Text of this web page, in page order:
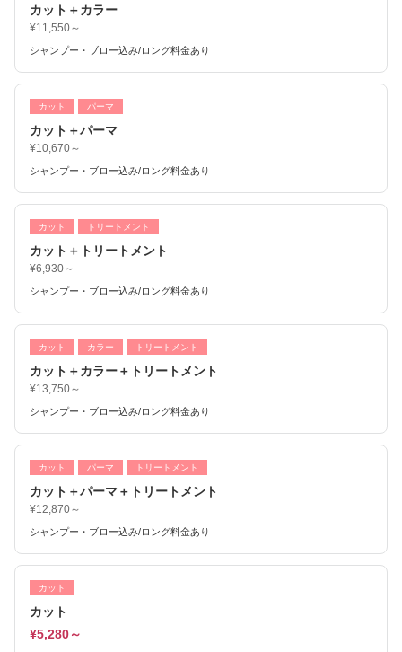
カット＋カラー
¥11,550～
シャンプー・ブロー込み/ロング料金あり
カット パーマ
カット＋パーマ
¥10,670～
シャンプー・ブロー込み/ロング料金あり
カット トリートメント
カット＋トリートメント
¥6,930～
シャンプー・ブロー込み/ロング料金あり
カット カラー トリートメント
カット＋カラー＋トリートメント
¥13,750～
シャンプー・ブロー込み/ロング料金あり
カット パーマ トリートメント
カット＋パーマ＋トリートメント
¥12,870～
シャンプー・ブロー込み/ロング料金あり
カット
カット
¥5,280～